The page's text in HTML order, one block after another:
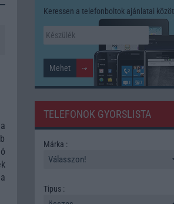
Keressen a telefonboltok ajánlatai
TELEFONOK GYORSLISTA
Márka :
Tipus :